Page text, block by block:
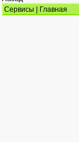
Сервисы
Главная